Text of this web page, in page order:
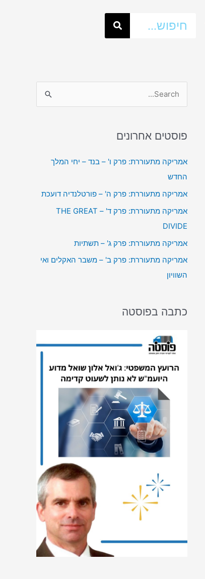
חיפוש
r
פוסטים אחרונים
אמריקה מתעוררת: פרק ו' – בנד – יחי המלך
החדש
אמריקה מתעוררת: פרק ה' – פורטלנדיה דועכת
אמריקה מתעוררת: פרק ד' – THE GREAT
DIVIDE
אמריקה מתעוררת: פרק ג' – תשתיות
אמריקה מתעוררת: פרק ב' – משבר האקלים ואי
השוויון
כתבה בפוסטה